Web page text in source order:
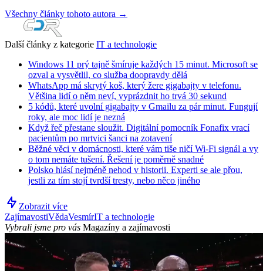
Všechny články tohoto autora →
Další články z kategorie IT a technologie
Windows 11 prý tajně šmíruje každých 15 minut. Microsoft se
ozval a vysvětlil, co služba doopravdy dělá
WhatsApp má skrytý koš, který žere gigabajty v telefonu.
Většina lidí o něm neví, vyprázdnit ho trvá 30 sekund
5 kódů, které uvolní gigabajty v Gmailu za pár minut. Fungují
roky, ale moc lidí je nezná
Když řeč přestane sloužit. Digitální pomocník Fonafix vrací
pacientům po mrtvici šanci na zotavení
Běžné věci v domácnosti, které vám tiše ničí Wi-Fi signál a vy
o tom nemáte tušení. Řešení je poměrně snadné
Polsko hlásí nejméně nehod v historii. Experti se ale přou,
jestli za tím stojí tvrdší tresty, nebo něco jiného
Zobrazit více
ZajímavostiVědaVesmírIT a technologie
Vybrali jsme pro vás Magazíny a zajímavosti